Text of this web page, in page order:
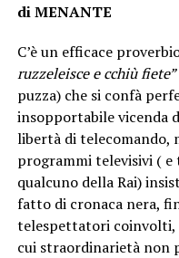
di MENANTE
C’è un efficace
ruzzeleisce e cchiù fiete”
puzza) che si confà
insopportabile vicenda
libertà di telecomando,
programmi televisivi (
qualcuno della Rai)
fatto di cronaca nera,
telespettatori coinvolti,
cui straordinarietà non